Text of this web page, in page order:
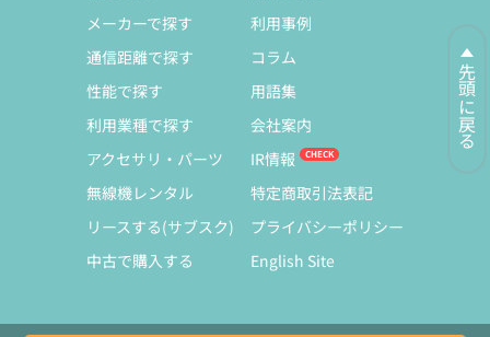
先頭に戻る
メーカーで探す
通信距離で探す
性能で探す
利用業種で探す
アクセサリ・パーツ
無線機レンタル
リースする(サブスク)
中古で購入する
利用事例
コラム
用語集
会社案内
IR情報
特定商取引法表記
プライバシーポリシー
English Site